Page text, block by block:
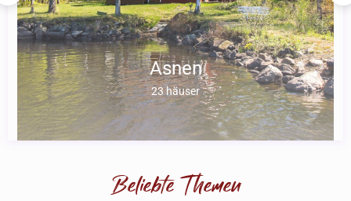
Asnen
23 häuser
Beliebte Themen